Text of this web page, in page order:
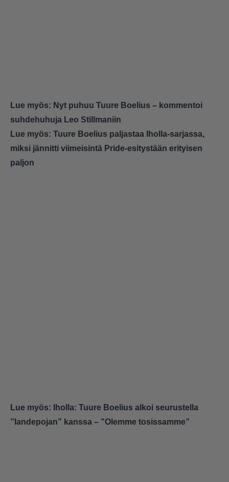
Lue myös: Nyt puhuu Tuure Boelius – kommentoi
suhdehuhuja Leo Stillmaniin
Lue myös: Tuure Boelius paljastaa Iholla-sarjassa,
miksi jännitti viimeisintä Pride-esitystään erityisen
paljon
Lue myös:
Iholla: Tuure Boelius alkoi seurustella
”landepojan” kanssa – ”Olemme tosissamme”